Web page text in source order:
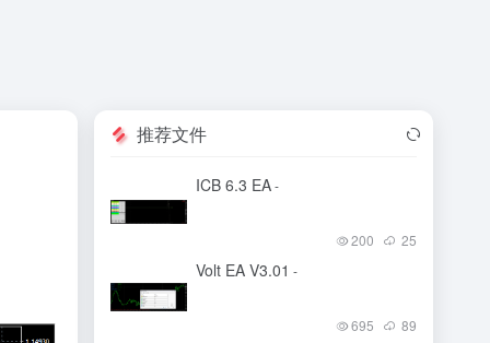
推荐文件
ICB 6.3 EA-
200 25
Volt EA V3.01 -
695 89